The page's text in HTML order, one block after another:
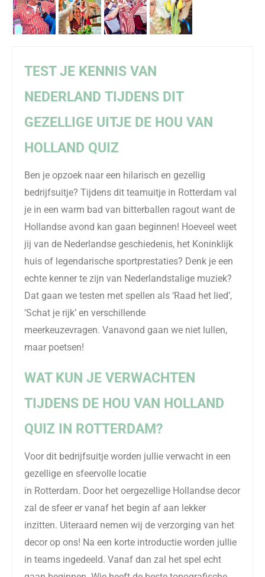
TEST JE KENNIS VAN
NEDERLAND TIJDENS DIT
GEZELLIGE UITJE DE HOU VAN
HOLLAND QUIZ
Ben je opzoek naar een hilarisch en gezellig
bedrijfsuitje? Tijdens dit teamuitje in Rotterdam val
je in een warm bad van bitterballen ragout want de
Hollandse avond kan gaan beginnen! Hoeveel weet
jij van de Nederlandse geschiedenis, het Koninklijk
huis of legendarische sportprestaties? Denk je een
echte kenner te zijn van Nederlandstalige muziek?
Dat gaan we testen met spellen als ‘Raad het lied’,
‘Schat je rijk’ en verschillende
meerkeuzevragen. Vanavond gaan we niet lullen,
maar poetsen!
WAT KUN JE VERWACHTEN
TIJDENS DE HOU VAN HOLLAND
QUIZ IN ROTTERDAM?
Voor dit bedrijfsuitje worden jullie verwacht in een
gezellige en sfeervolle locatie
in Rotterdam. Door het oergezellige Hollandse decor
zal de sfeer er vanaf het begin af aan lekker
inzitten. Uiteraard nemen wij de verzorging van het
decor op ons! Na een korte introductie worden jullie
in teams ingedeeld. Vanaf dan zal het spel echt